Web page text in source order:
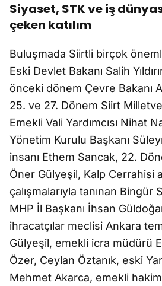
Siyaset, STK ve iş
çeken katılım
Buluşmada Siirtli birçok
Eski Devlet Bakanı Salih
önceki dönem Çevre Bakanı
25. ve 27. Dönem Siirt
Emekli Vali Yardımcısı Nihat
Yönetim Kurulu Başkanı
insanı Ethem Sancak, 22.
Öner Gülyeşil, Kalp Cerrahisi
çalışmalarıyla tanınan Bingür
MHP İl Başkanı İhsan
ihracatçılar meclisi Ankara
Gülyeşil, emekli icra müdürü
Özer, Ceylan Öztanık, eski
Mehmet Akarca, emekli